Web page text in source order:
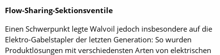
Flow-Sharing-Sektionsventile
Einen Schwerpunkt legte Walv­oil jedoch insbesondere auf die
Elektro-Gabelstapler der letzten Generation: So wurden
Produktlösungen mit verschiedensten Arten von elektrischen